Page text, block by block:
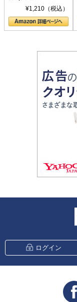
シリーズ)¥1,210（税込）
ログイン